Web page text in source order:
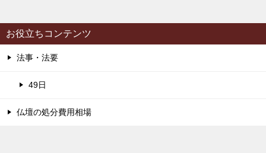
お役立ちコンテンツ
法事・法要
49日
仏壇の処分費用相場